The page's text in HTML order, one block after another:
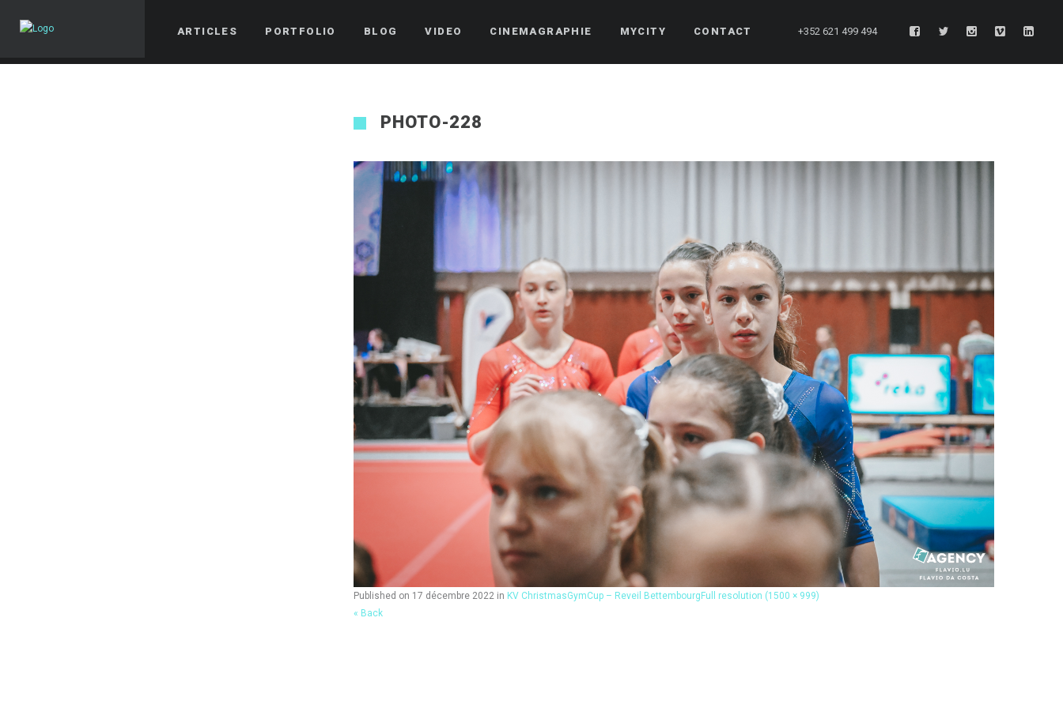
ARTICLES PORTFOLIO BLOG VIDEO CINEMAGRAPHIE MYCITY CONTACT +352 621 499 494
PHOTO-228
Published on 17 décembre 2022 in KV ChristmasGymCup – Reveil Bettembourg Full resolution (1500 × 999)
« Back